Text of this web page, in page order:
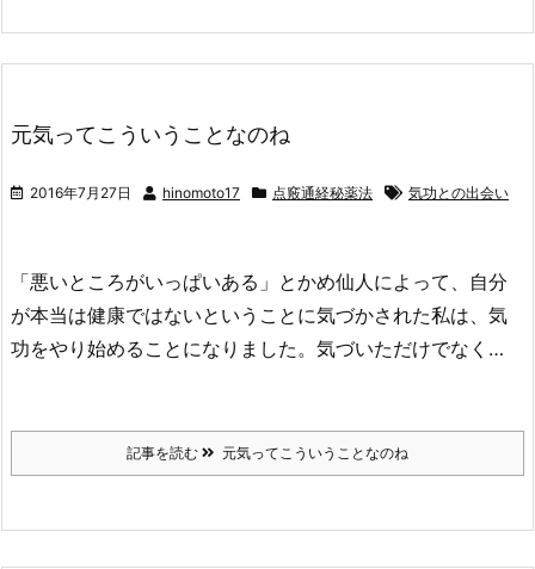
元気ってこういうことなのね
2016年7月27日 hinomoto17 点竅通経秘薬法 気功との出会い
「悪いところがいっぱいある」とかめ仙人によって、自分
が本当は健康ではないということに気づかされた私は、気
功をやり始めることになりました。気づいただけでなく…
記事を読む 元気ってこういうことなのね